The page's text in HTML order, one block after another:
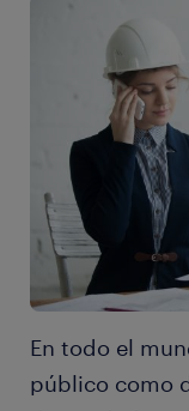
En todo el
público como